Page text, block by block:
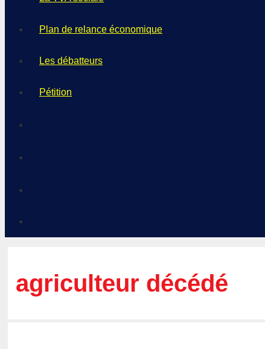
Plan de relance économique
Les débatteurs
Pétition
agriculteur décédé